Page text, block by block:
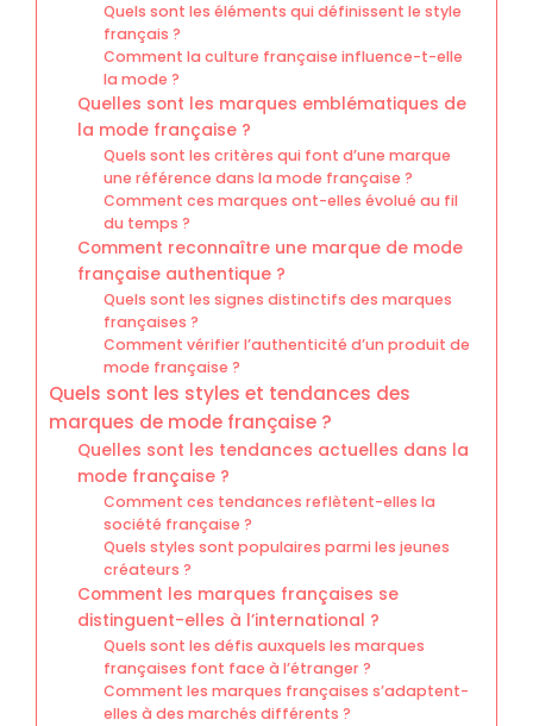
Quels sont les éléments qui définissent le style
français ?
Comment la culture française influence-t-elle
la mode ?
Quelles sont les marques emblématiques de
la mode française ?
Quels sont les critères qui font d’une marque
une référence dans la mode française ?
Comment ces marques ont-elles évolué au fil
du temps ?
Comment reconnaître une marque de mode
française authentique ?
Quels sont les signes distinctifs des marques
françaises ?
Comment vérifier l’authenticité d’un produit de
mode française ?
Quels sont les styles et tendances des
marques de mode française ?
Quelles sont les tendances actuelles dans la
mode française ?
Comment ces tendances reflètent-elles la
société française ?
Quels styles sont populaires parmi les jeunes
créateurs ?
Comment les marques françaises se
distinguent-elles à l’international ?
Quels sont les défis auxquels les marques
françaises font face à l’étranger ?
Comment les marques françaises s’adaptent-
elles à des marchés différents ?